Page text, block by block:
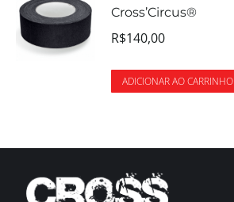
Cross’Circus®
R$140,00
ADICIONAR AO CARRINHO